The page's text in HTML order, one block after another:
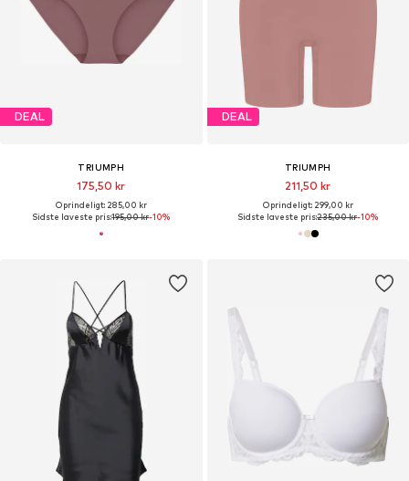
DEAL
TRIUMPH
175,50 kr
Oprindeligt: 285,00 kr
Sidste laveste pris:195,00 kr-10%
DEAL
TRIUMPH
211,50 kr
Oprindeligt: 299,00 kr
Sidste laveste pris:235,00 kr-10%